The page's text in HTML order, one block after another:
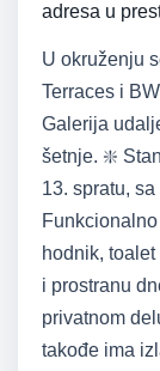
adresa u
U okruženju
Terraces i
Galerija
šetnje. ❇️
13. spratu,
hodnik,
i prostranu
privatnom
takođe ima